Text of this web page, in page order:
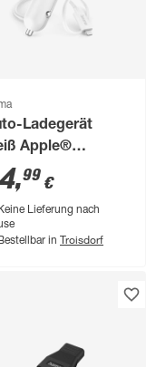
Ladegerät
Apple®
5 W
,99 €
Keine Lieferung nach
Bestellbar in Troisdorf